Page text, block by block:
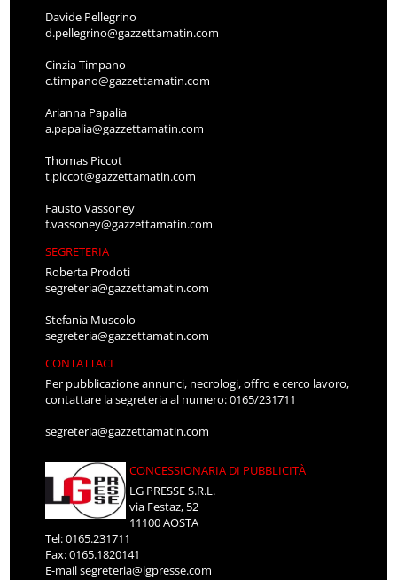
Davide Pellegrino
d.pellegrino@gazzettamatin.com
Cinzia Timpano
c.timpano@gazzettamatin.com
Arianna Papalia
a.papalia@gazzettamatin.com
Thomas Piccot
t.piccot@gazzettamatin.com
Fausto Vassoney
f.vassoney@gazzettamatin.com
SEGRETERIA
Roberta Prodoti
segreteria@gazzettamatin.com
Stefania Muscolo
segreteria@gazzettamatin.com
CONTATTACI
Per pubblicazione annunci, necrologi, offro e cerco lavoro,
contattare la segreteria al numero: 0165/231711
segreteria@gazzettamatin.com
CONCESSIONARIA DI PUBBLICITÀ
LG PRESSE S.R.L.
via Festaz, 52
11100 AOSTA
Tel: 0165.231711
Fax: 0165.1820141
E-mailsegreteria@lgpresse.com